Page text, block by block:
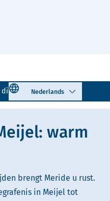
077 - 205 09 95
Select language
warm
brengt Meride u rust.
in Meijel tot